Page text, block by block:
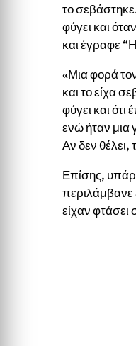
το
φύγει και
και έγραφε
«Μια φορά
και το είχα
φύγει και
ενώ ήταν μια
Αν δεν θέλει,
Επίσης,
περιλάμβανε
είχαν